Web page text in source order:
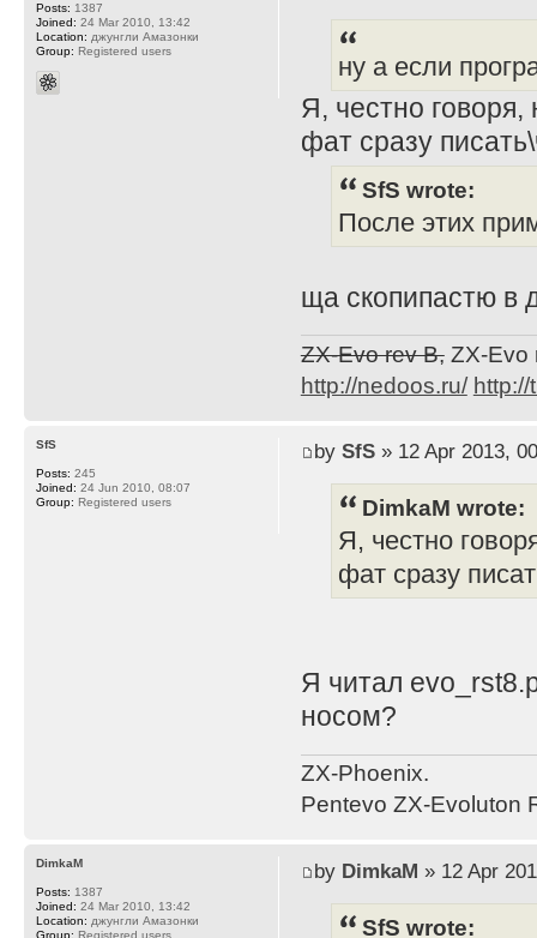
ну а если
Я, честно
фат сразу
SfS wrote:
После этих
ща скопипастю в
ZX-Evo rev B,ZX-Evo
http://nedoos.ru/ http://
Posts: 1387
Joined: 24 Mar 2010, 13:42
Location: джунгли Амазонки
Group: Registered users
by SfS» 12 Apr 2013,
DimkaM wrote:
Я, честно
фат сразу
Я читал
носом?
ZX-Phoenix.
Pentevo ZX-Evoluton
SfS
Posts: 245
Joined: 24 Jun 2010, 08:07
Group: Registered users
by DimkaM » 12 Apr
SfS wrote:
DimkaM
Posts: 1387
Joined: 24 Mar 2010, 13:42
Location: джунгли Амазонки
Group: Registered users